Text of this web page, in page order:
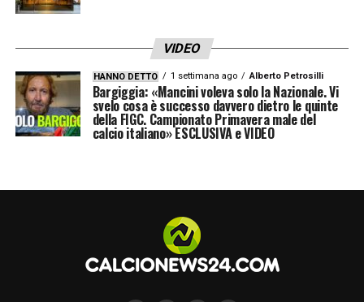
VIDEO
HANNO DETTO 1 settimana ago Alberto Petrosilli
Bargiggia: «Mancini voleva solo la Nazionale. Vi
svelo cosa è successo davvero dietro le quinte
della FIGC. Campionato Primavera male del
calcio italiano» ESCLUSIVA e VIDEO